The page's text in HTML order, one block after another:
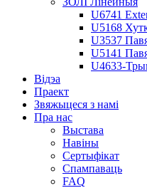
U6741
U5168
U3537
U5141
U4633-
Відэа
Праект
Звяжыцеся з намі
Пра нас
Выстава
Навіны
Сертыфікат
Спампаваць
FAQ